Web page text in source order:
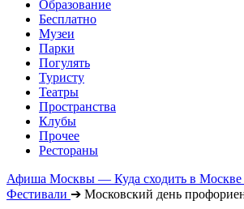
Образование
Бесплатно
Музеи
Парки
Погулять
Туристу
Театры
Пространства
Клубы
Прочее
Рестораны
Афиша Москвы — Куда сходить в Москве
Фестивали ➔ Московский день